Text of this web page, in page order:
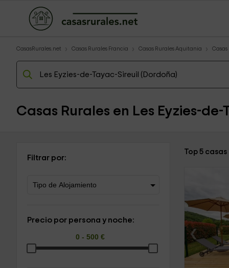
CasasRurales.net Casas Rurales Francia Casas Rurales Aquitania Casas
Casas Rurales en Les Eyzies-
Filtrar por:
Precio por persona y noche:
Top 5
‹